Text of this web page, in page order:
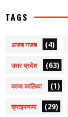
TAGS
अजब गजब (4)
उत्तर प्रदेश (63)
काव्य कालिका (1)
क्राइमनामा (29)